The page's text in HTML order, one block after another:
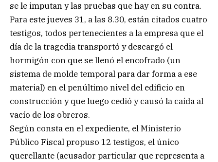
se le imputan y las pruebas que hay en su contra.
Para este jueves 31, a las 8.30, están citados cuatro
testigos, todos pertenecientes a la empresa que el
día de la tragedia transportó y descargó el
hormigón con que se llenó el encofrado (un
sistema de molde temporal para dar forma a ese
material) en el penúltimo nivel del edificio en
construcción y que luego cedió y causó la caída al
vacío de los obreros.
Según consta en el expediente, el Ministerio
Público Fiscal propuso 12 testigos, el único
querellante (acusador particular que representa a